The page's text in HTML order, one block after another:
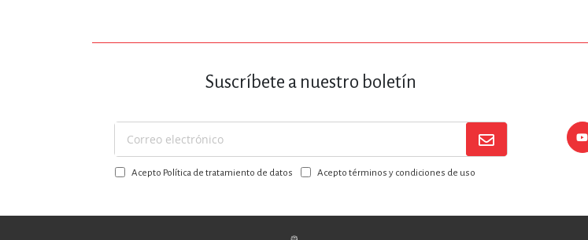
TECNOLOGÍA,
Suscríbete a nuestro boletín
Suscríbase
a
nuestroAcepto Política de tratamiento de datos Acepto términos y condiciones de uso